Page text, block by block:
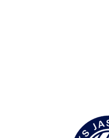
do nas
59
prawa zastrzeżone.